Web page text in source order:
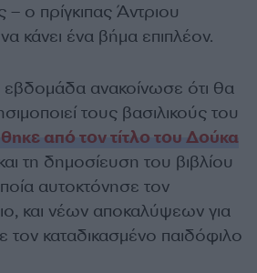
– ο πρίγκιπας Άντριου
κάνει ένα βήμα επιπλέον.
ανακοίνωσε ότι θα
τους βασιλικούς του
από τον τίτλο του Δούκα
τη δημοσίευση του βιβλίου
αυτοκτόνησε τον
και νέων αποκαλύψεων για
καταδικασμένο παιδόφιλο